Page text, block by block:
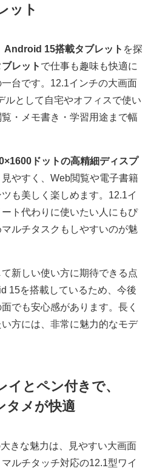
ット
Android 15搭載タブレット を探
レット で仕事も趣味も快適に
台です。12.1インチの大画面
ルとして自宅やオフィスで使い
・メモ書き・学習用途まで幅
ドットの高精細ディスプ
やすく、Web閲覧や電子書籍
も美しく楽しめます。12.1イ
ト代わりに使いたい人にもぴ
ルチタスクもしやすいのが魅
て新しい使い方に期待できる点
15を搭載しているため、今後
でも安心感があります。長く
方には、非常に魅力的なモデ
イとペン付きで、
タメが快適
きな魅力は、見やすい大画面
ルチタッチ対応の12.1型ワイ